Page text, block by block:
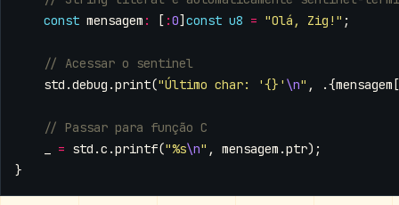
const mensagem : [ :0] const u8 = "Olá, Zig!" ;
std .debug .print("Último char: '{}' \n" , .{mensagem [
= std .c .printf("%s\n" , mensagem .ptr);
}